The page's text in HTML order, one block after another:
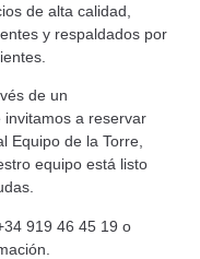
de alta calidad,
y respaldados por
de un
a reservar
Equipo de la Torre,
equipo está listo
919 46 45 19 o